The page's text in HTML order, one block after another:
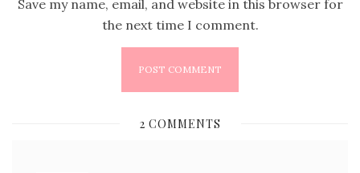
Save my name, email, and website in this browser for
the next time I comment.
2 COMMENTS